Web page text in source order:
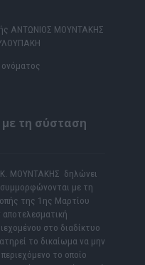
ΑΝΤΩΝΙΟΣ ΜΟΥΝΤΑΚΗΣ
ονόματος
τη σύσταση
Κ. ΜΟΥΝΤΑΚΗΣ δηλώνει
συμμορφώνονται με τη
της 1ης Μαρτίου
στο διαδίκτυο
το δικαίωμα να μην
το οποίο